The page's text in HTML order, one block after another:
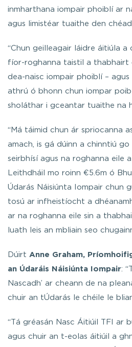
inmharthana iompair phoiblí ar
agus limistéar tuaithe den chéad
“Chun geilleagair láidre áitiúla a
fíor-roghanna taistil a thabhairt
dea-naisc iompair phoiblí –
athrú ó bhonn chun iompar
sholáthar i gceantar tuaithe na
“Má táimid chun ár spriocanna
amach, is gá dúinn a chinntiú
seirbhísí agus na roghanna eile
Leithdháil mo roinn €5.6m ó
Údarás Náisiúnta Iompair chun
tosú ar infheistíocht a
ar na roghanna eile sin a
luath leis an mbliain seo
Dúirt Anne Graham,
an Údaráis Náisiúnta Iompair:
Nascadh’ ar cheann de na
chuir an tÚdarás le chéile le
“Tá gréasán Nasc Áitiúil TFI ar
agus chuir an t-eolas áitiúil a